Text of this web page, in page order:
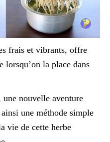
frais et vibrants, offre
lorsqu’on la place dans
nouvelle aventure
une méthode simple
vie de cette herbe